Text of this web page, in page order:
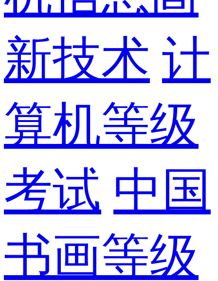
新技术 计
算机等级
考试 中国
书画等级